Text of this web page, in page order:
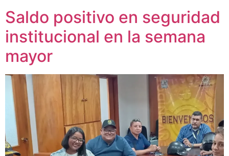
Saldo positivo en seguridad
institucional en la semana
mayor